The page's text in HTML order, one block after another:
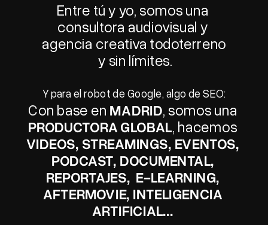
Entre tú y yo, somos una
consultora audiovisual y
agencia creativa todoterreno
y sin límites.
Y para el robot de Google, algo de SEO:
Con base en MADRID
PRODUCTORA GLOBAL
VIDEOS, STREAMINGS, EVENTOS,
PODCAST, DOCUMENTAL,
REPORTAJES,  E-LEARNING,
AFTERMOVIE, INTELIGENCIA
ARTIFICIAL...